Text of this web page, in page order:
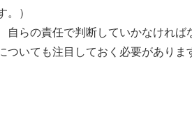
。）
らの責任で判断していかなければ
いても注目しておく必要がありま